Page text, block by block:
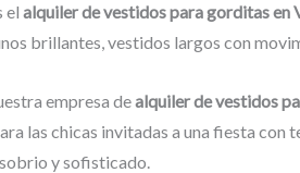
el alquiler de vestidos para gorditas en
brillantes, vestidos largos con
empresa dealquiler de vestidos
las chicas invitadas a una fiesta
y sofisticado.